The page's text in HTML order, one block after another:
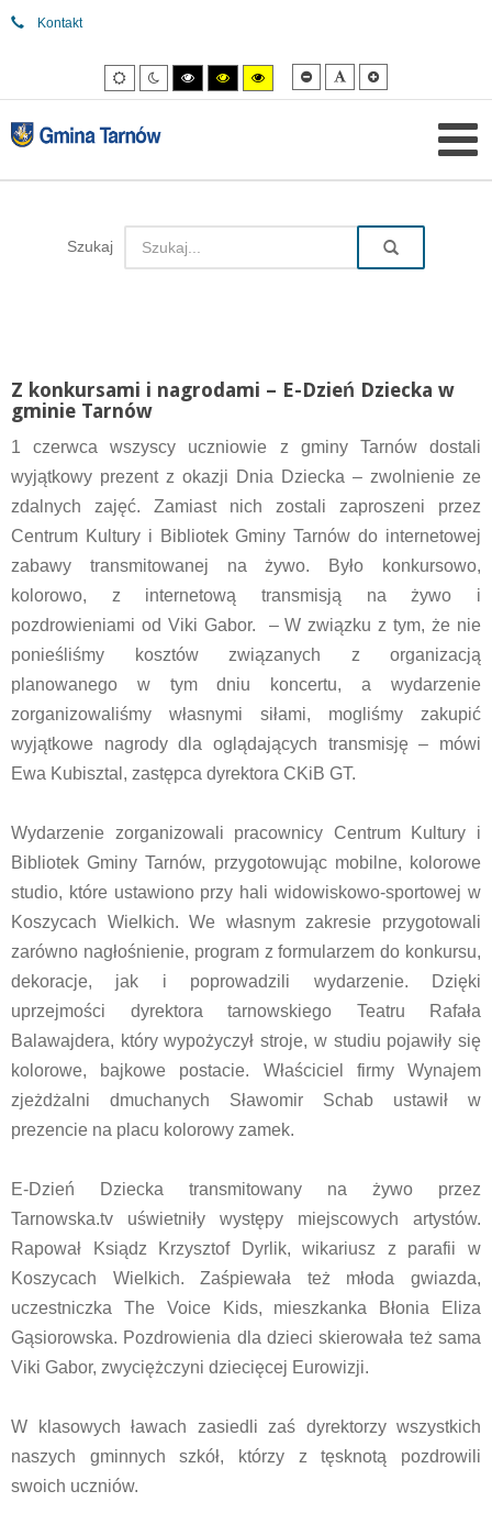
Kontakt
Tryb
domyślny
Tryb
nocny
Tryb
wysokiego
kontrastu
Tryb
wysokiego
kontrastu
Tryb
wysokiego
kontrastu
Mniejsza
czcionka
Domyślna
czcionka
Szukaj
Z konkursami i nagrodami – E-Dzień Dziecka w
gminie Tarnów
1 czerwca wszyscy uczniowie z gminy Tarnów dostali
wyjątkowy prezent z okazji Dnia Dziecka – zwolnienie ze
zdalnych zajęć. Zamiast nich zostali zaproszeni przez
Centrum Kultury i Bibliotek Gminy Tarnów do internetowej
zabawy transmitowanej na żywo. Było konkursowo,
kolorowo, z internetową transmisją na żywo i
pozdrowieniami od Viki Gabor. – W związku z tym, że nie
ponieśliśmy kosztów związanych z organizacją
planowanego w tym dniu koncertu, a wydarzenie
zorganizowaliśmy własnymi siłami, mogliśmy zakupić
wyjątkowe nagrody dla oglądających transmisję – mówi
Ewa Kubisztal, zastępca dyrektora CKiB GT.
Wydarzenie zorganizowali pracownicy Centrum Kultury i
Bibliotek Gminy Tarnów, przygotowując mobilne, kolorowe
studio, które ustawiono przy hali widowiskowo-sportowej w
Koszycach Wielkich. We własnym zakresie przygotowali
zarówno nagłośnienie, program z formularzem do konkursu,
dekoracje, jak i poprowadzili wydarzenie. Dzięki
uprzejmości dyrektora tarnowskiego Teatru Rafała
Balawajdera, który wypożyczył stroje, w studiu pojawiły się
kolorowe, bajkowe postacie. Właściciel firmy Wynajem
zjeżdżalni dmuchanych Sławomir Schab ustawił w
prezencie na placu kolorowy zamek.
E-Dzień Dziecka transmitowany na żywo przez
Tarnowska.tv uświetniły występy miejscowych artystów.
Rapował Ksiądz Krzysztof Dyrlik, wikariusz z parafii w
Koszycach Wielkich. Zaśpiewała też młoda gwiazda,
uczestniczka The Voice Kids, mieszkanka Błonia Eliza
Gąsiorowska. Pozdrowienia dla dzieci skierowała też sama
Viki Gabor, zwyciężczyni dziecięcej Eurowizji.
W klasowych ławach zasiedli zaś dyrektorzy wszystkich
naszych gminnych szkół, którzy z tęsknotą pozdrowili
swoich uczniów.